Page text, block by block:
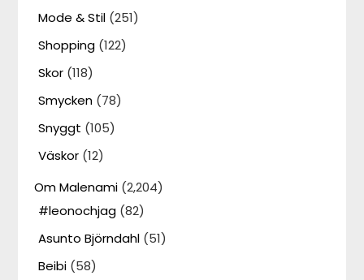
Mode & Stil (251)
Shopping (122)
Skor (118)
Smycken (78)
Snyggt (105)
Väskor (12)
Om Malenami (2,204)
#leonochjag (82)
Asunto Björndahl (51)
Beibi (58)